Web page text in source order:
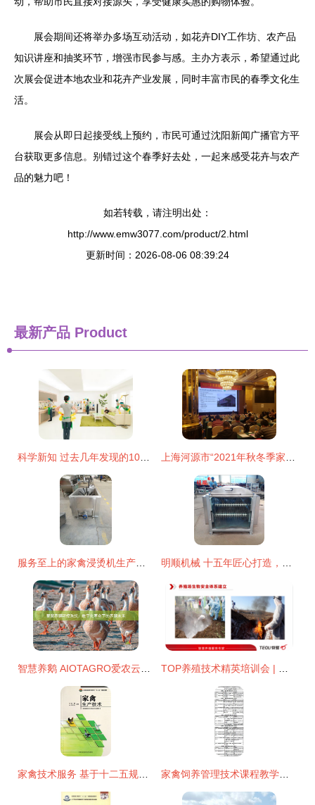
展会期间还将举办多场互动活动，如花卉DIY工作坊、农产品
知识讲座和抽奖环节，增强市民参与感。主办方表示，希望通过此
次展会促进本地农业和花卉产业发展，同时丰富市民的春季文化生
活。
展会从即日起接受线上预约，市民可通过沈阳新闻广播官方平
台获取更多信息。别错过这个春季好去处，一起来感受花卉与农产
品的魅力吧！
如若转载，请注明出处：
http://www.emw3077.com/product/2.html
更新时间：2026-08-06 08:39:24
最新产品 Product